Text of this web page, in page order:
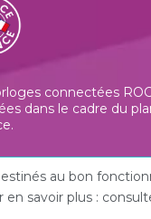
connectées
dans le cadre du
au bon
savoir plus :